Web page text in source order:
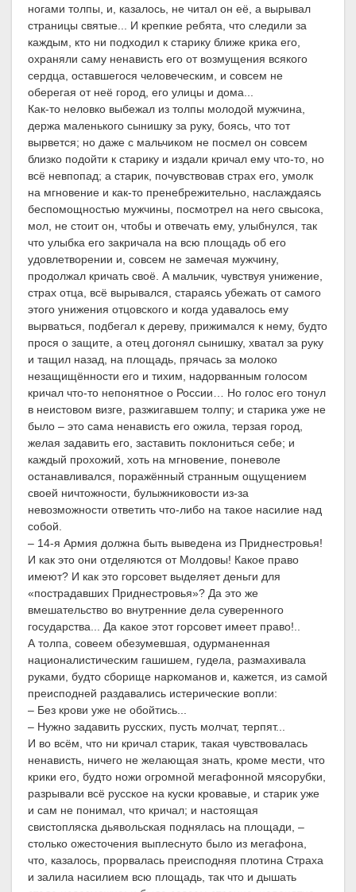
ногами толпы, и, казалось, не читал он её, а вырывал
страницы святые... И крепкие ребята, что следили за
каждым, кто ни подходил к старику ближе крика его,
охраняли саму ненависть его от возмущения всякого
сердца, оставшегося человеческим, и совсем не
оберегая от неё город, его улицы и дома...
Как-то неловко выбежал из толпы молодой мужчина,
держа маленького сынишку за руку, боясь, что тот
вырвется; но даже с мальчиком не посмел он совсем
близко подойти к старику и издали кричал ему что-то, но
всё невпопад; а старик, почувствовав страх его, умолк
на мгновение и как-то пренебрежительно, наслаждаясь
беспомощностью мужчины, посмотрел на него свысока,
мол, не стоит он, чтобы и отвечать ему, улыбнулся, так
что улыбка его закричала на всю площадь об его
удовлетворении и, совсем не замечая мужчину,
продолжал кричать своё. А мальчик, чувствуя унижение,
страх отца, всё вырывался, стараясь убежать от самого
этого унижения отцовского и когда удавалось ему
вырваться, подбегал к дереву, прижимался к нему, будто
прося о защите, а отец догонял сынишку, хватал за руку
и тащил назад, на площадь, прячась за молоко
незащищённости его и тихим, надорванным голосом
кричал что-то непонятное о России… Но голос его тонул
в неистовом визге, разжигавшем толпу; и старика уже не
было – это сама ненависть его ожила, терзая город,
желая задавить его, заставить поклониться себе; и
каждый прохожий, хоть на мгновение, поневоле
останавливался, поражённый странным ощущением
своей ничтожности, булыжниковости из-за
невозможности ответить что-либо на такое насилие над
собой.
– 14-я Армия должна быть выведена из Приднестровья!
И как это они отделяются от Молдовы! Какое право
имеют? И как это горсовет выделяет деньги для
«пострадавших Приднестровья»? Да это же
вмешательство во внутренние дела суверенного
государства... Да какое этот горсовет имеет право!..
А толпа, совеем обезумевшая, одурманенная
националистическим гашишем, гудела, размахивала
руками, будто сборище наркоманов и, кажется, из самой
преисподней раздавались истерические вопли:
– Без крови уже не обойтись...
– Нужно задавить русских, пусть молчат, терпят...
И во всём, что ни кричал старик, такая чувствовалась
ненависть, ничего не желающая знать, кроме мести, что
крики его, будто ножи огромной мегафонной мясорубки,
разрывали всё русское на куски кровавые, и старик уже
и сам не понимал, что кричал; и настоящая
свистопляска дьявольская поднялась на площади, –
столько ожесточения выплеснуто было из мегафона,
что, казалось, прорвалась преисподняя плотина Страха
и залила насилием всю площадь, так что и дышать